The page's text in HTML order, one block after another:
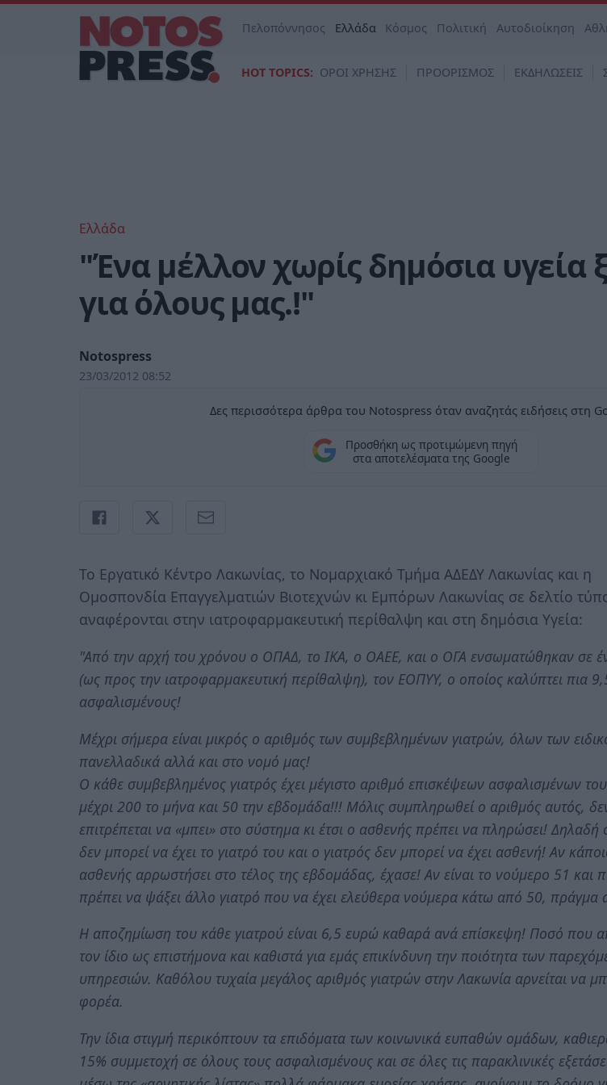
Πελοπόννησος Ελλάδα Κόσμος Πολιτική Αυτοδιοίκηση
HOT TOPICS: ΟΡΟΙ ΧΡΗΣΗΣ ΠΡΟΟΡΙΣΜΟΣ ΕΚΔΗΛΩΣΕΙΣ
Ελλάδα
"Ένα μέλλον χωρίς δημόσια υγεία
για όλους μας.!"
Notospress
23/03/2012 08:52
Δες περισσότερα άρθρα του Notospress όταν αναζητάς ειδήσεις στη
Προσθήκη ως προτιμώμενη πηγή
στα αποτελέσματα της Google
Το Εργατικό Κέντρο Λακωνίας, το Νομαρχιακό Τμήμα ΑΔΕΔΥ Λακωνίας και η
Ομοσπονδία Επαγγελματιών Βιοτεχνών κι Εμπόρων Λακωνίας σε δελτίο
αναφέρονται στην ιατροφαρμακευτική περίθαλψη και στη δημόσια Υγεία:
"Από την αρχή του χρόνου ο ΟΠΑΔ, το ΙΚΑ, ο ΟΑΕΕ, και ο ΟΓΑ ενσωματώθηκαν σε
(ως προς την ιατροφαρμακευτική περίθαλψη), τον ΕΟΠΥΥ, ο οποίος καλύπτει πια
ασφαλισμένους!
Μέχρι σήμερα είναι μικρός ο αριθμός των συμβεβλημένων γιατρών, όλων των
πανελλαδικά αλλά και στο νομό μας!
Ο κάθε συμβεβλημένος γιατρός έχει μέγιστο αριθμό επισκέψεων ασφαλισμένων
μέχρι 200 το μήνα και 50 την εβδομάδα!!! Μόλις συμπληρωθεί ο αριθμός αυτός,
επιτρέπεται να «μπει» στο σύστημα κι έτσι ο ασθενής πρέπει να πληρώσει! Δηλαδή
δεν μπορεί να έχει το γιατρό του και ο γιατρός δεν μπορεί να έχει ασθενή! Αν
ασθενής αρρωστήσει στο τέλος της εβδομάδας, έχασε! Αν είναι το νούμερο 51 και
πρέπει να ψάξει άλλο γιατρό που να έχει ελεύθερα νούμερα κάτω από 50, πράγμα
Η αποζημίωση του κάθε γιατρού είναι 6,5 ευρώ καθαρά ανά επίσκεψη! Ποσό που
τον ίδιο ως επιστήμονα και καθιστά για εμάς επικίνδυνη την ποιότητα των
υπηρεσιών. Καθόλου τυχαία μεγάλος αριθμός γιατρών στην Λακωνία αρνείται να
φορέα.
Την ίδια στιγμή περικόπτουν τα επιδόματα των κοινωνικά ευπαθών ομάδων,
15% συμμετοχή σε όλους τους ασφαλισμένους και σε όλες τις παρακλινικές